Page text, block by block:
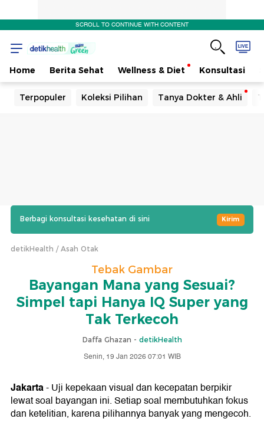
SCROLL TO CONTINUE WITH CONTENT
Home Berita Sehat Wellness & Diet Konsultasi
Terpopuler Koleksi Pilihan Tanya Dokter & Ahli
Berbagi konsultasi kesehatan di sini Kirim
detikHealth Asah Otak
Tebak Gambar
Bayangan Mana yang Sesuai?
Simpel tapi Hanya IQ Super yang
Tak Terkecoh
Daffa Ghazan - detikHealth
Senin, 19 Jan 2026 07:01 WIB
Jakarta- Uji kepekaan visual dan kecepatan berpikir
lewat soal bayangan ini. Setiap soal membutuhkan fokus
dan ketelitian, karena pilihannya banyak yang mengecoh.